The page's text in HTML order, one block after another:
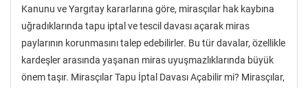
Kanunu ve Yargıtay kararlarına göre, mirasçılar hak kaybına
uğradıklarında tapu iptal ve tescil davası açarak miras
paylarının korunmasını talep edebilirler. Bu tür davalar, özellikle
kardeşler arasında yaşanan miras uyuşmazlıklarında büyük
önem taşır. Mirasçılar Tapu İptal Davası Açabilir mi? Mirasçılar,